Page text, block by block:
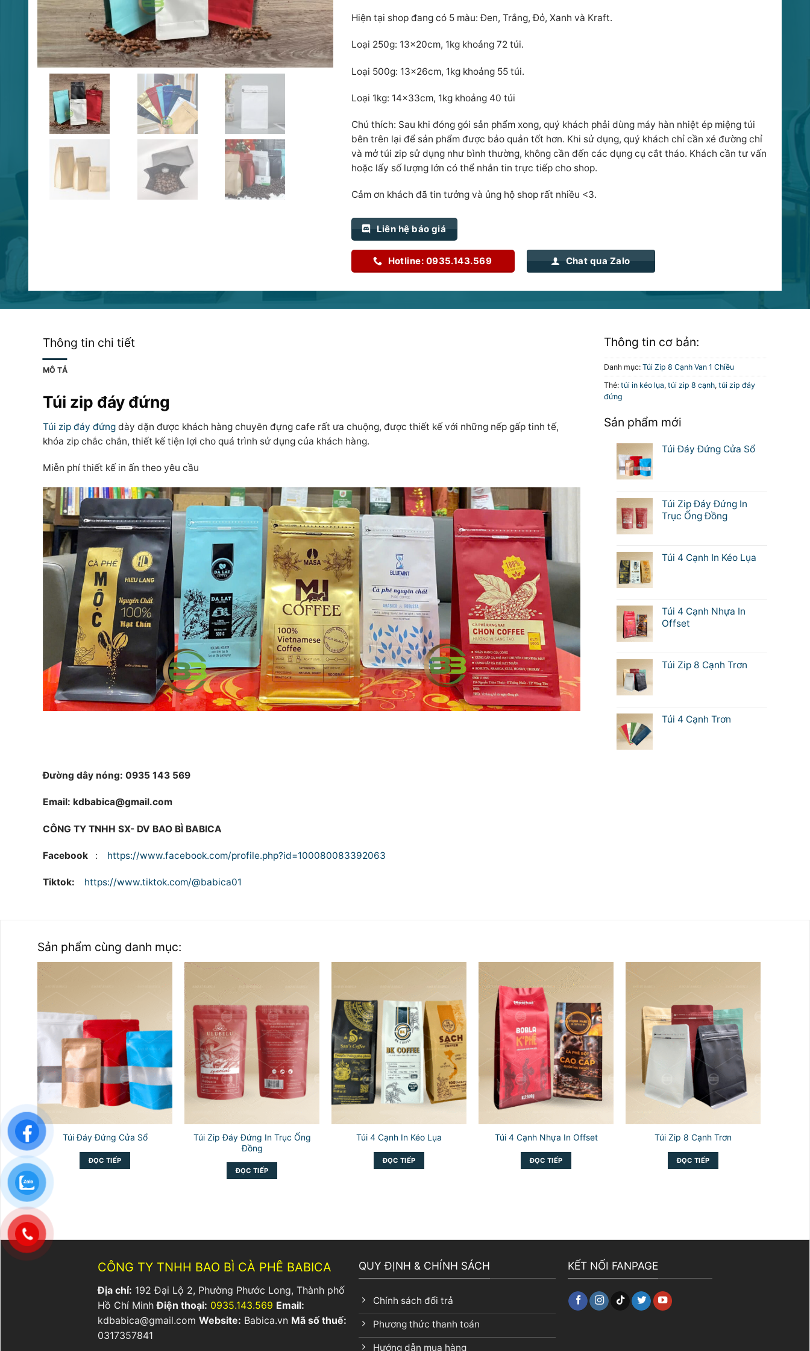
Hiện tại shop đang có 5 màu: Đen, Trắng, Đỏ, Xanh và Kraft.
Loại 250g: 13x20cm, 1kg khoảng 72 túi.
Loại 500g: 13x26cm, 1kg khoảng 55 túi.
Loại 1kg: 14x33cm, 1kg khoảng 40 túi
Chú thích: Sau khi đóng gói sản phẩm xong, quý khách phải dùng máy hàn nhiệt ép miệng túi
bên trên lại để sản phẩm được bảo quản tốt hơn. Khi sử dụng, quý khách chỉ cần xé đường chỉ
và mở túi zip sử dụng như bình thường, không cần đến các dụng cụ cắt tháo. Khách cần tư vấn
hoặc lấy số lượng lớn có thể nhắn tin trực tiếp cho shop.
Cảm ơn khách đã tin tưởng và ủng hộ shop rất nhiều <3.
Liên hệ báo giá
Hotline: 0935.143.569 Chat qua Zalo
Thông tin chi tiết
MÔ TẢ
Túi zip đáy đứng
Túi zip đáy đứngdày dặn được khách hàng chuyên đựng cafe rất ưa chuộng, được thiết kế với những nếp gấp tinh tế,
khóa zip chắc chắn, thiết kế tiện lợi cho quá trình sử dụng của khách hàng.
Miễn phí thiết kế in ấn theo yêu cầu
Đường dây nóng: 0935 143 569
Email: kdbabica@gmail.com
CÔNG TY TNHH SX- DV BAO BÌ BABICA
Facebook: https://www.facebook.com/profile.php?id=100080083392063
Tiktok: https://www.tiktok.com/@babica01
Thông tin cơ bản:
Danh mục:Túi Zip 8 Cạnh Van 1 Chiều
Thẻ:túi in kéo lụa,túi zip 8 cạnh,túi zip đáy
đứng
Sản phẩm mới
Túi Đáy Đứng Cửa Sổ
Túi Zip Đáy Đứng In
Trục Ống Đồng
Túi 4 Cạnh In Kéo Lụa
Túi 4 Cạnh Nhựa In
Offset
Túi Zip 8 Cạnh Trơn
Túi 4 Cạnh Trơn
Sản phẩm cùng danh mục:
Túi Đáy Đứng Cửa Sổ
ĐỌC TIẾP
Túi Zip Đáy Đứng In Trục Ống
Đồng
ĐỌC TIẾP
Túi 4 Cạnh In Kéo Lụa
ĐỌC TIẾP
Túi 4 Cạnh Nhựa In Offset
ĐỌC TIẾP
Túi Zip 8 Cạnh Trơn
ĐỌC TIẾP
CÔNG TY TNHH BAO BÌ CÀ PHÊ BABICA
Địa chỉ: 192 Đại Lộ 2, Phường Phước Long, Thành phố
Hồ Chí MinhĐiện thoại: 0935.143.569 Email:
kdbabica@gmail.com Website: Babica.vn Mã số thuế:
0317357841
QUY ĐỊNH & CHÍNH SÁCH
Chính sách đổi trả
Phương thức thanh toán
Hướng dẫn mua hàng
KẾT NỐI FANPAGE